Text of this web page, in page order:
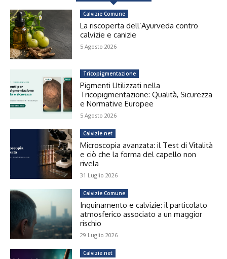
Calvizie Comune
La riscoperta dell’Ayurveda contro
calvizie e canizie
5 Agosto 2026
Tricopigmentazione
Pigmenti Utilizzati nella
Tricopigmentazione: Qualità, Sicurezza
e Normative Europee
5 Agosto 2026
Calvizie.net
Microscopia avanzata: il Test di Vitalità
e ciò che la forma del capello non
rivela
31 Luglio 2026
Calvizie Comune
Inquinamento e calvizie: il particolato
atmosferico associato a un maggior
rischio
29 Luglio 2026
Calvizie.net